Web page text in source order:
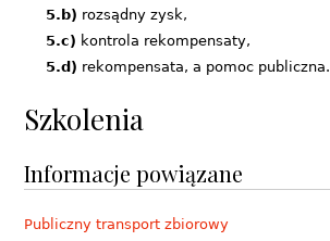
5.b) rozsądny zysk,
5.c) kontrola rekompensaty,
5.d) rekompensata, a pomoc publiczna.
Szkolenia
Informacje powiązane
Publiczny transport zbiorowy